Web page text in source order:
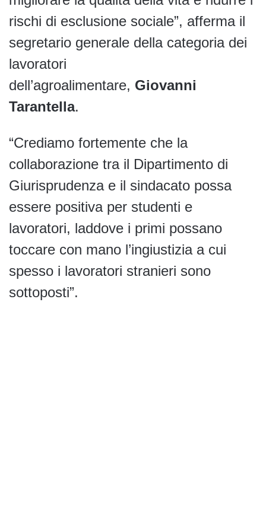
rischi di esclusione sociale”, afferma il
segretario generale della categoria dei
lavoratori
dell’agroalimentare, Giovanni
Tarantella.
“Crediamo fortemente che la
collaborazione tra il Dipartimento di
Giurisprudenza e il sindacato possa
essere positiva per studenti e
lavoratori, laddove i primi possano
toccare con mano l’ingiustizia a cui
spesso i lavoratori stranieri sono
sottoposti”.